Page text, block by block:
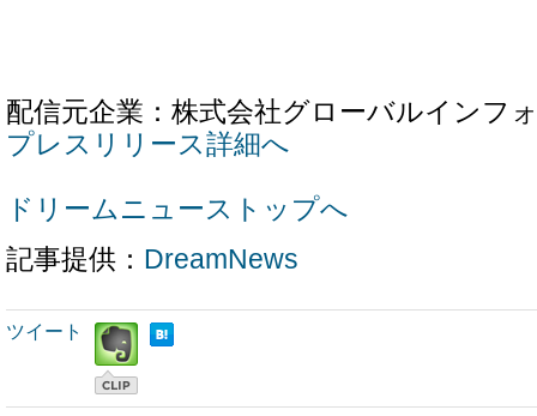
配信元企業：株式会社グローバルインフ
プレスリリース詳細へ
ドリームニューストップへ
記事提供： DreamNews
ツイート